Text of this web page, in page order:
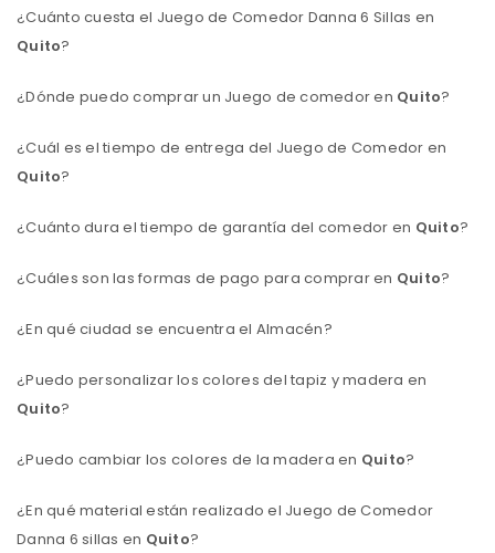
¿Cuánto cuesta el Juego de Comedor Danna 6 Sillas en
Quito?
¿Dónde puedo comprar un Juego de comedor en Quito?
¿Cuál es el tiempo de entrega del Juego de Comedor en
Quito?
¿Cuánto dura el tiempo de garantía del comedor en Quito?
¿Cuáles son las formas de pago para comprar en Quito?
¿En qué ciudad se encuentra el Almacén?
¿Puedo personalizar los colores del tapiz y madera en
Quito?
¿Puedo cambiar los colores de la madera en Quito?
¿En qué material están realizado el Juego de Comedor
Danna 6 sillas en Quito?